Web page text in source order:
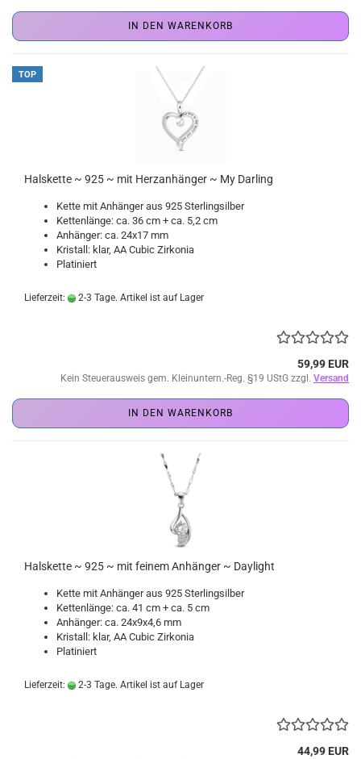
IN DEN WARENKORB
TOP
Halskette ~ 925 ~ mit Herzanhänger ~ My Darling
Kette mit Anhänger aus 925 Sterlingsilber
Kettenlänge: ca. 36 cm + ca. 5,2 cm
Anhänger: ca. 24x17 mm
Kristall: klar, AA Cubic Zirkonia
Platiniert
Lieferzeit: 2-3 Tage. Artikel ist auf Lager
59,99 EUR
Kein Steuerausweis gem. Kleinuntern.-Reg. §19 UStG zzgl. Versand
IN DEN WARENKORB
Halskette ~ 925 ~ mit feinem Anhänger ~ Daylight
Kette mit Anhänger aus 925 Sterlingsilber
Kettenlänge: ca. 41 cm + ca. 5 cm
Anhänger: ca. 24x9x4,6 mm
Kristall: klar, AA Cubic Zirkonia
Platiniert
Lieferzeit: 2-3 Tage. Artikel ist auf Lager
44,99 EUR